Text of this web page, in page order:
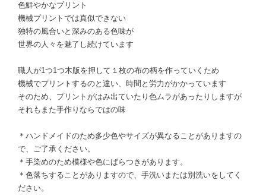
色鮮やかなプリント
機械プリントでは真似できない
独特の風合いと深みのある色味が
世界の人々を魅了し続けています
職人が1つ1つ木版を押して１枚の布の柄を作っていくため
機械でプリントするのと違い、時間と労力がかかっています
そのため、プリントがはみ出ていたり色ムラがあったりしますが
それもまた手作りならではの味
＊ハンドメイドのため多少色やサイズが異なることがありますの
で、ご了承ください。
＊手染めのため模様や色にばらつきがあります。
＊色落ちすることがありますので、手洗いまたは別洗いをしてく
ださい。